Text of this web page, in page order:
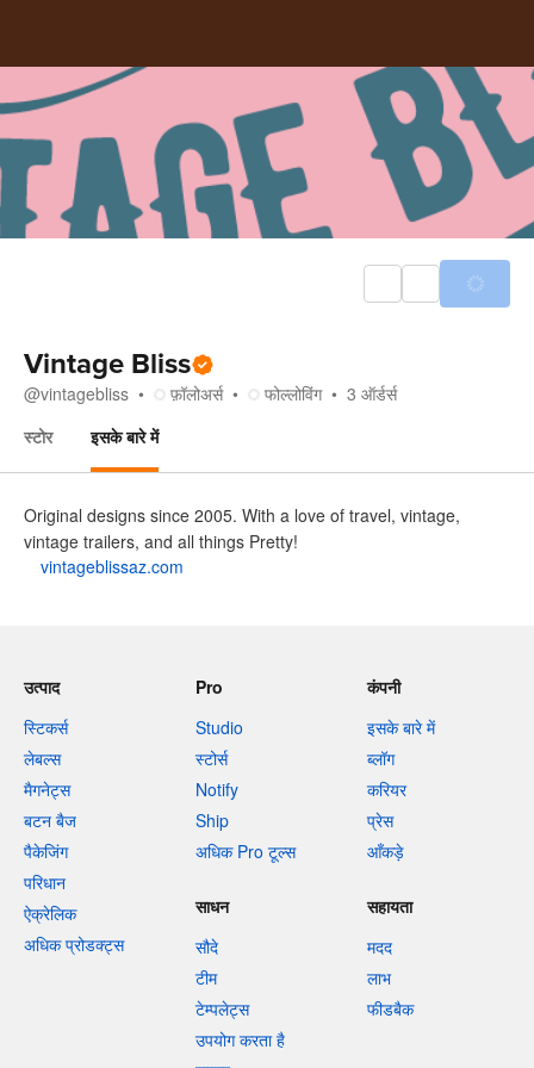
Vintage Bliss
@vintagebliss फ़ॉलोअर्स फोल्लोविंग 3 ऑर्डर्स
स्टोर
इसके बारे में
Original designs since 2005. With a love of travel, vintage,
vintage trailers, and all things Pretty!
vintageblissaz.com
उत्पाद
स्टिकर्स
लेबल्स
मैगनेट्स
बटन बैज
पैकेजिंग
परिधान
ऐक्रेलिक
अधिक प्रोडक्ट्स
Pro
Studio
स्टोर्स
Notify
Ship
अधिक Pro टूल्स
कंपनी
इसके बारे में
ब्लॉग
करियर
प्रेस
आँकड़े
साधन
सौदे
टीम
टेम्पलेट्स
उपयोग करता है
सहायता
मदद
लाभ
फीडबैक